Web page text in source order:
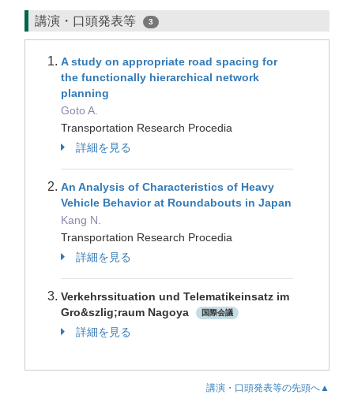
講演・口頭発表等 3
A study on appropriate road spacing for
the functionally hierarchical network
planning
Goto A.
Transportation Research Procedia
詳細を見る
An Analysis of Characteristics of Heavy
Vehicle Behavior at Roundabouts in Japan
Kang N.
Transportation Research Procedia
詳細を見る
Verkehrssituation und Telematikeinsatz im
Gro&szlig;raum Nagoya
国際会議
詳細を見る
講演・口頭発表等の先頭へ▲